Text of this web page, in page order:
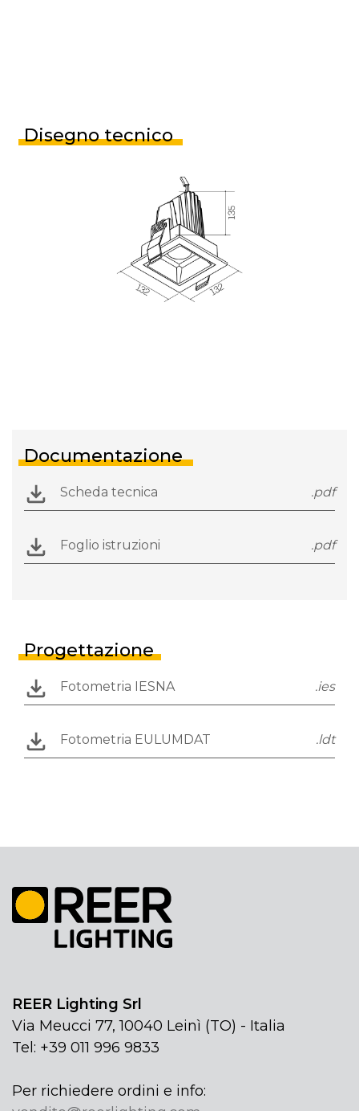
Disegno tecnico
Documentazione
Scheda tecnica .pdf
Foglio istruzioni .pdf
Progettazione
Fotometria IESNA .ies
Fotometria EULUMDAT .ldt
REER Lighting Srl
Via Meucci 77, 10040 Leinì (TO) - Italia
Tel: +39 011 996 9833
Per richiedere ordini e info: